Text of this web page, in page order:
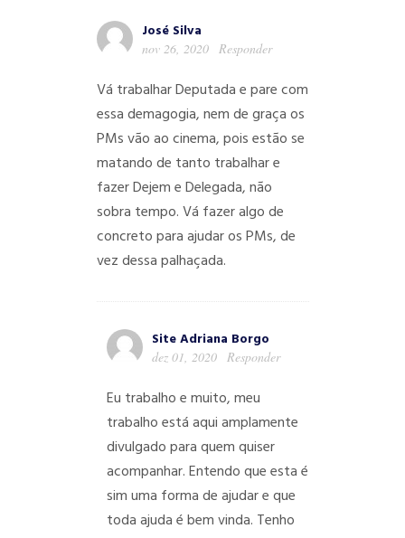
José Silva
nov 26, 2020 Responder
Vá trabalhar Deputada e pare com
essa demagogia, nem de graça os
PMs vão ao cinema, pois estão se
matando de tanto trabalhar e
fazer Dejem e Delegada, não
sobra tempo. Vá fazer algo de
concreto para ajudar os PMs, de
vez dessa palhaçada.
Site Adriana Borgo
dez 01, 2020 Responder
Eu trabalho e muito, meu
trabalho está aqui amplamente
divulgado para quem quiser
acompanhar. Entendo que esta é
sim uma forma de ajudar e que
toda ajuda é bem vinda. Tenho